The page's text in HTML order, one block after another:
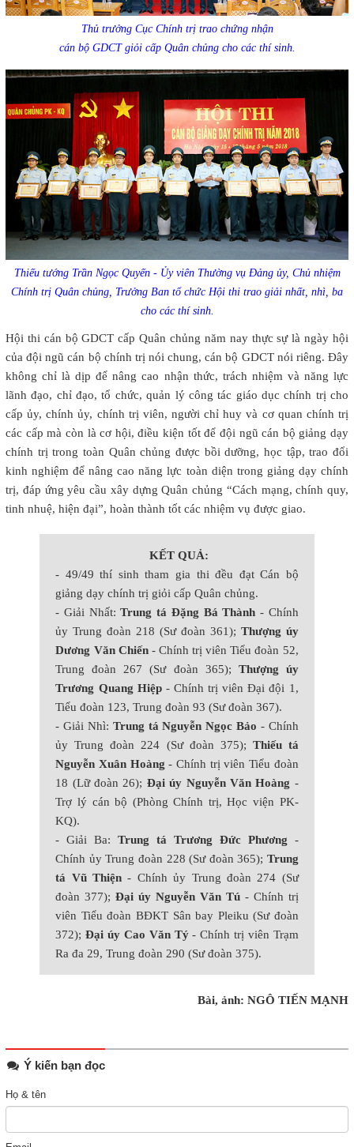
Thủ trưởng Cục Chính trị trao chứng nhận
cán bộ GDCT giỏi cấp Quân chủng cho các thí sinh.
Thiếu tướng Trần Ngọc Quyến - Ủy viên Thường vụ Đảng ủy, Chủ nhiệm
Chính trị Quân chủng, Trưởng Ban tổ chức Hội thi trao giải nhất, nhì, ba
cho các thí sinh.
Hội thi cán bộ GDCT cấp Quân chủng năm nay thực sự là ngày hội
của đội ngũ cán bộ chính trị nói chung, cán bộ GDCT nói riêng. Đây
không chỉ là dịp để nâng cao nhận thức, trách nhiệm và năng lực
lãnh đạo, chỉ đạo, tổ chức, quản lý công tác giáo dục chính trị cho
cấp ủy, chính ủy, chính trị viên, người chỉ huy và cơ quan chính trị
các cấp mà còn là cơ hội, điều kiện tốt để đội ngũ cán bộ giảng dạy
chính trị trong toàn Quân chủng được bồi dưỡng, học tập, trao đổi
kinh nghiệm để nâng cao năng lực toàn diện trong giảng dạy chính
trị, đáp ứng yêu cầu xây dựng Quân chủng “Cách mạng, chính quy,
tinh nhuệ, hiện đại”, hoàn thành tốt các nhiệm vụ được giao.
KẾT QUẢ:
- 49/49 thí sinh tham gia thi đều đạt Cán bộ
giảng dạy chính trị giỏi cấp Quân chủng.
- Giải Nhất:Trung tá Đặng Bá Thành - Chính
ủy Trung đoàn 218 (Sư đoàn 361); Thượng úy
Dương Văn Chiến- Chính trị viên Tiểu đoàn 52,
Trung đoàn 267 (Sư đoàn 365); Thượng úy
Trương Quang Hiệp- Chính trị viên Đại đội 1,
Tiểu đoàn 123, Trung đoàn 93 (Sư đoàn 367).
- Giải Nhì: Trung tá Nguyễn Ngọc Bảo - Chính
ủy Trung đoàn 224 (Sư đoàn 375); Thiếu tá
Nguyễn Xuân Hoàng - Chính trị viên Tiểu đoàn
18 (Lữ đoàn 26); Đại úy Nguyễn Văn Hoàng -
Trợ lý cán bộ (Phòng Chính trị, Học viện PK-
KQ).
- Giải Ba:Trung tá Trương Đức Phương -
Chính ủy Trung đoàn 228 (Sư đoàn 365); Trung
tá Vũ Thiện - Chính ủy Trung đoàn 274 (Sư
đoàn 377);Đại úy Nguyễn Văn Tú- Chính trị
viên Tiểu đoàn BĐKT Sân bay Pleiku (Sư đoàn
372);Đại úy Cao Văn Tý- Chính trị viên Trạm
Ra đa 29, Trung đoàn 290 (Sư đoàn 375).
Bài, ảnh: NGÔ TIẾN MẠNH
Ý kiến bạn đọc
Họ & tên